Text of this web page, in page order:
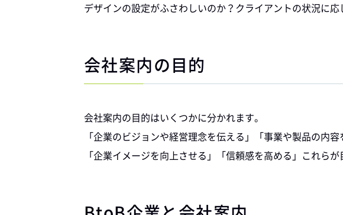
デザインの設定がふさわしいのか？クライアントの状況に
会社案内の目的
会社案内の目的はいくつかに分かれます。
「企業のビジョンや経営理念を伝える」「事業や製品の内容
「企業イメージを向上させる」「信頼感を高める」これら